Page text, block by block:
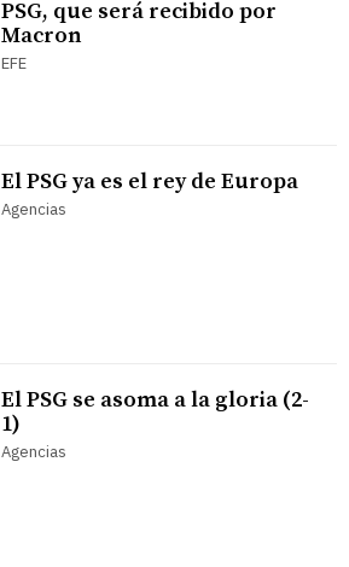
PSG, que será recibido por
Macron
EFE
El PSG ya es el rey de Europa
Agencias
El PSG se asoma a la gloria (2-
1)
Agencias